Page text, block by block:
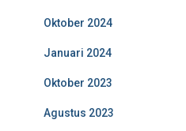
Oktober 2024
Januari 2024
Oktober 2023
Agustus 2023